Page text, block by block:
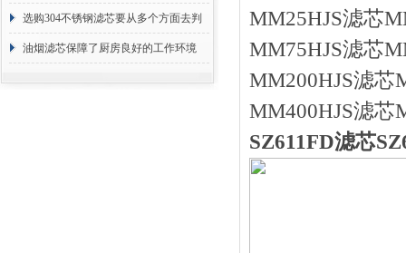
选购304不锈钢滤芯要从多个方面去判
断
油烟滤芯保障了厨房良好的工作环境
MM25HJS滤芯
MM75HJS滤芯
MM200HJS滤芯
MM400HJS滤芯
SZ611FD滤芯